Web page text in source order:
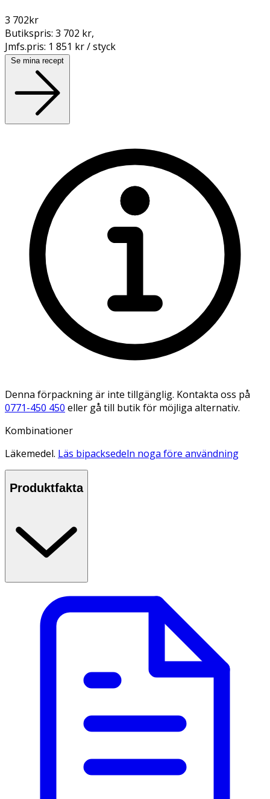
3 702kr
Butikspris: 3 702 kr,
Jmfs.pris: 1 851 kr / styck
Se mina recept
Denna förpackning är inte tillgänglig. Kontakta oss på
0771-450 450 eller gå till butik för möjliga alternativ.
Kombinationer
Läkemedel. Läs bipacksedeln noga före användning
Produktfakta